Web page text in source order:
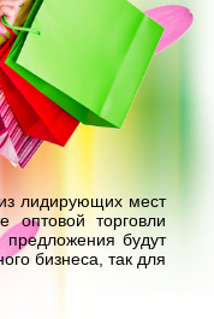
лидирующих мест
оптовой торговли
будут
бизнеса, так для